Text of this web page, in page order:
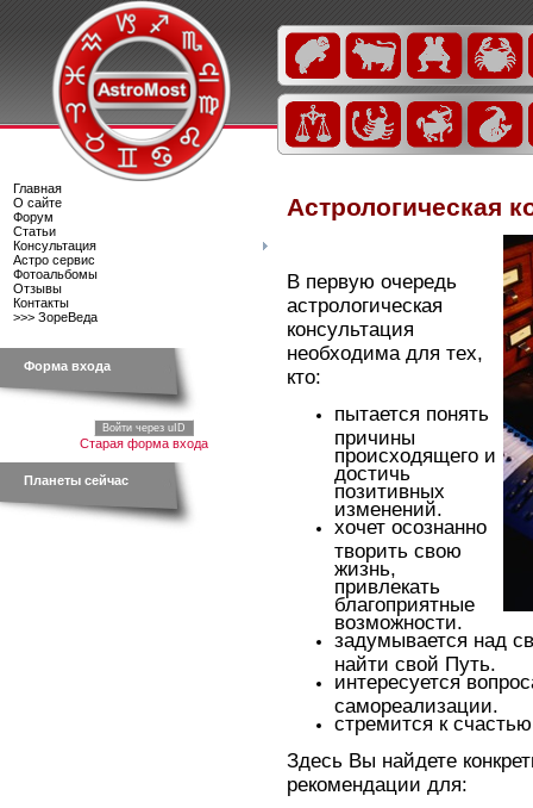
Главная
О сайте
Форум
Статьи
Консультация
Астро сервис
Фотоальбомы
Отзывы
Контакты
>>> ЗореВеда
Форма входа
Войти через uID
Старая форма входа
Планеты сейчас
Астрологическая
В первую очередь
астрологическая
консультация
необходима для тех,
кто:
пытается понять
причины
происходящего и
достичь
позитивных
изменений.
хочет осознанно
творить свою
жизнь,
привлекать
благоприятные
возможности.
задумывается над
найти свой Путь.
интересуется
самореализации.
стремится к
Здесь Вы найдете
рекомендации для: